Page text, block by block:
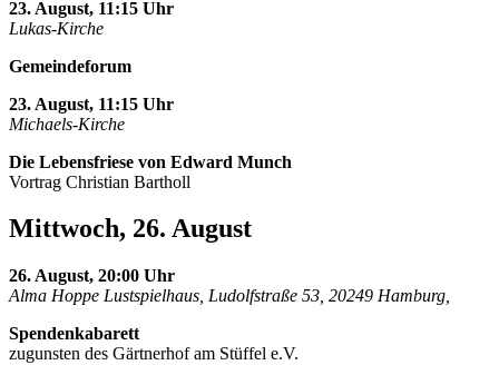
23. August, 11:15 Uhr
Lukas-Kirche
Gemeindeforum
23. August, 11:15 Uhr
Michaels-Kirche
Die Lebensfriese von Edward Munch
Vortrag Christian Bartholl
Mittwoch, 26. August
26. August, 20:00 Uhr
Alma Hoppe Lustspielhaus, Ludolfstraße 53, 20249 Hamburg,
Spendenkabarett
zugunsten des Gärtnerhof am Stüffel e.V.